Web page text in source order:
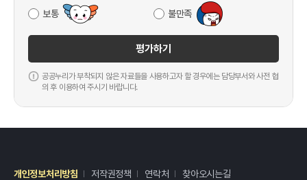
보통 불만족
평가하기
공공누리가 부착되지 않은 자료들을 사용하고자 할 경우에는 담당부서와 사전 협
의 후 이용하여 주시기 바랍니다.
개인정보처리방침 저작권정책 연락처 찾아오시는길